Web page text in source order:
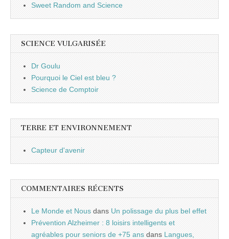
Sweet Random and Science
SCIENCE VULGARISÉE
Dr Goulu
Pourquoi le Ciel est bleu ?
Science de Comptoir
TERRE ET ENVIRONNEMENT
Capteur d'avenir
COMMENTAIRES RÉCENTS
Le Monde et Nous dans Un polissage du plus bel effet
Prévention Alzheimer : 8 loisirs intelligents et
agréables pour seniors de +75 ans dans Langues,